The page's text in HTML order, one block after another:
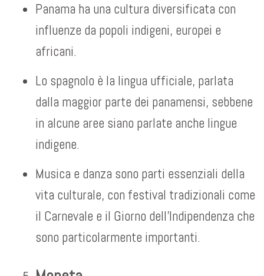
Panama ha una cultura diversificata con
influenze da popoli indigeni, europei e
africani.
Lo spagnolo è la lingua ufficiale, parlata
dalla maggior parte dei panamensi, sebbene
in alcune aree siano parlate anche lingue
indigene.
Musica e danza sono parti essenziali della
vita culturale, con festival tradizionali come
il Carnevale e il Giorno dell’Indipendenza che
sono particolarmente importanti.